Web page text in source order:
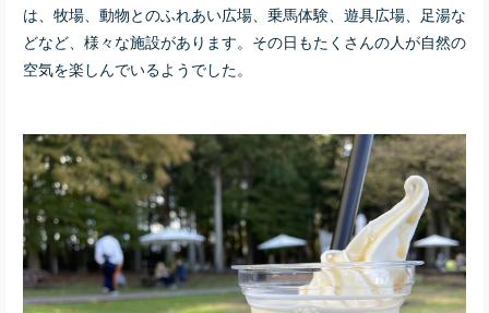
は、牧場、動物とのふれあい広場、乗馬体験、遊具広場、足湯な
どなど、様々な施設があります。その日もたくさんの人が自然の
空気を楽しんでいるようでした。